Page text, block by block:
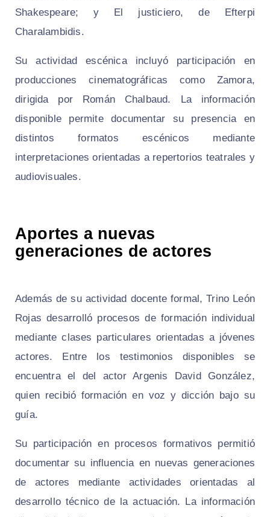
Shakespeare; y El justiciero, de Efterpi
Charalambidis.
Su actividad escénica incluyó participación en
producciones cinematográficas como Zamora,
dirigida por Román Chalbaud. La información
disponible permite documentar su presencia en
distintos formatos escénicos mediante
interpretaciones orientadas a repertorios teatrales y
audiovisuales.
Aportes a nuevas
generaciones de actores
Además de su actividad docente formal, Trino León
Rojas desarrolló procesos de formación individual
mediante clases particulares orientadas a jóvenes
actores. Entre los testimonios disponibles se
encuentra el del actor Argenis David González,
quien recibió formación en voz y dicción bajo su
guía.
Su participación en procesos formativos permitió
documentar su influencia en nuevas generaciones
de actores mediante actividades orientadas al
desarrollo técnico de la actuación. La información